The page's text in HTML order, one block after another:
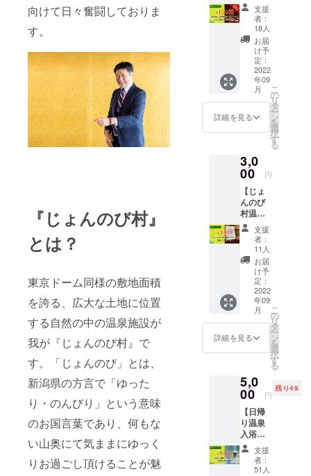
向けて日々奮闘しておりま
す。
『じょんのび村』
とは？
東京ドーム同様の敷地面積
を誇る、広大な土地に位置
する自然の中の温泉施設が
我が『じょんのび村』で
す。「じょんのび」とは、
新潟県の方言で「ゆった
り・のんびり」という意味
のお国言葉であり、何もな
い山奥にて気ままにゆっく
りお過ごし頂けることが魅
代金に
て承り
ます。
ご予約
時にお
申し付
け下さ
い。
定！
【『銀
衛兵』
OPEN
時の
ディ
ナープ
ラン ペ
アご招
待（限
定20組
様）】
リ
アル
オープ
ンした
「銀衛
兵」の
特別
ディ
ナーに
ご招待
致しま
す。
（２名
様一組
よりご
案内）
※有効期
限：
3月
支援
者：
18人
お届
け予
定：
2022
年09
月
詳細を見る
こ
の
リ
タ
ー
ン
を
選
択
す
る
3,0
00 円
【じょ
んのび
村温泉
タオル
＆お礼
のメッ
セー
ジ】 長
年愛用
されて
いる
じょん
のび村
のオリ
ジナル
タオル
こめた
お礼の
メッ
セージ
をお送
りしま
す。
支援
者：
11人
お届
け予
定：
2022
年09
月
詳細を見る
こ
の
リ
タ
ー
ン
を
選
択
す
る
5,0
00 円
残り49
【日帰
り温泉
入浴券
15枚
（限定
100名
支援
者：
51人